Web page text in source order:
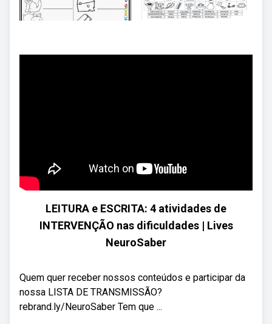
LEITURA e ESCRITA: 4 atividades de
INTERVENÇÃO nas dificuldades | Lives
NeuroSaber
Quem quer receber nossos conteúdos e participar da
nossa LISTA DE TRANSMISSÃO?
rebrand.ly/NeuroSaber Tem que ...